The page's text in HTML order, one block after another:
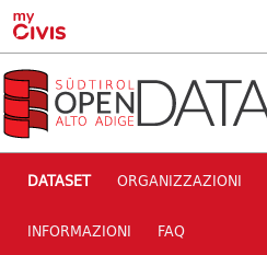
Skip to main content
DATASET ORGANIZZAZIONI
INFORMAZIONI FAQ